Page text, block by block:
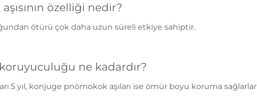
özelliği nedir?
ötürü çok daha uzun süreli etkiye sahiptir.
koruyuculuğu ne kadardır?
5 yıl, konjuge pnömokok aşıları ise ömür boyu koruma